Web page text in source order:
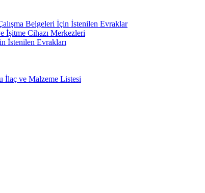
Belgeleri İçin İstenilen Evraklar
İşitme Cihazı Merkezleri
İstenilen Evrakları
İlaç ve Malzeme Listesi